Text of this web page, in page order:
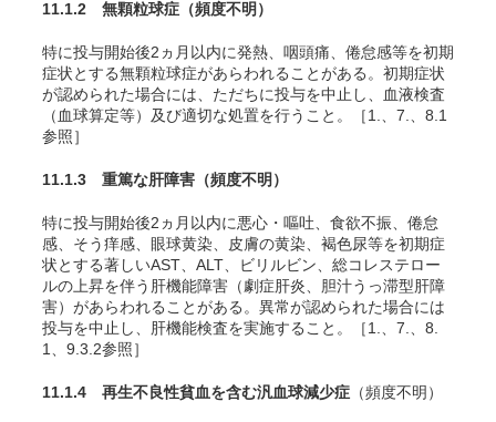
11.1.2 無顆粒球症 （頻度不明）
特に投与開始後2ヵ月以内に発熱、咽頭痛、倦怠感等を初期
症状とする無顆粒球症があらわれることがある。初期症状
が認められた場合には、ただちに投与を中止し、血液検査
（血球算定等）及び適切な処置を行うこと。［1.、7.、8.1
参照］
11.1.3 重篤な肝障害 （頻度不明）
特に投与開始後2ヵ月以内に悪心・嘔吐、食欲不振、倦怠
感、そう痒感、眼球黄染、皮膚の黄染、褐色尿等を初期症
状とする著しいAST、ALT、ビリルビン、総コレステロー
ルの上昇を伴う肝機能障害（劇症肝炎、胆汁うっ滞型肝障
害）があらわれることがある。異常が認められた場合には
投与を中止し、肝機能検査を実施すること。［1.、7.、8.
1、9.3.2参照］
11.1.4 再生不良性貧血を含む汎血球減少症 （頻度不明）